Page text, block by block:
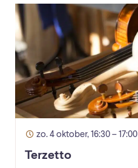
zo. 4 oktober, 16:30 – 17:00
Terzetto